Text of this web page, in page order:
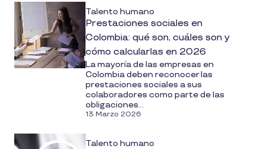
Talento humano
Prestaciones sociales en
Colombia: qué son, cuáles son y
cómo calcularlas en 2026
La mayoría de las empresas en
Colombia deben reconocer las
prestaciones sociales a sus
colaboradores como parte de las
obligaciones...
13 Marzo 2026
Talento humano